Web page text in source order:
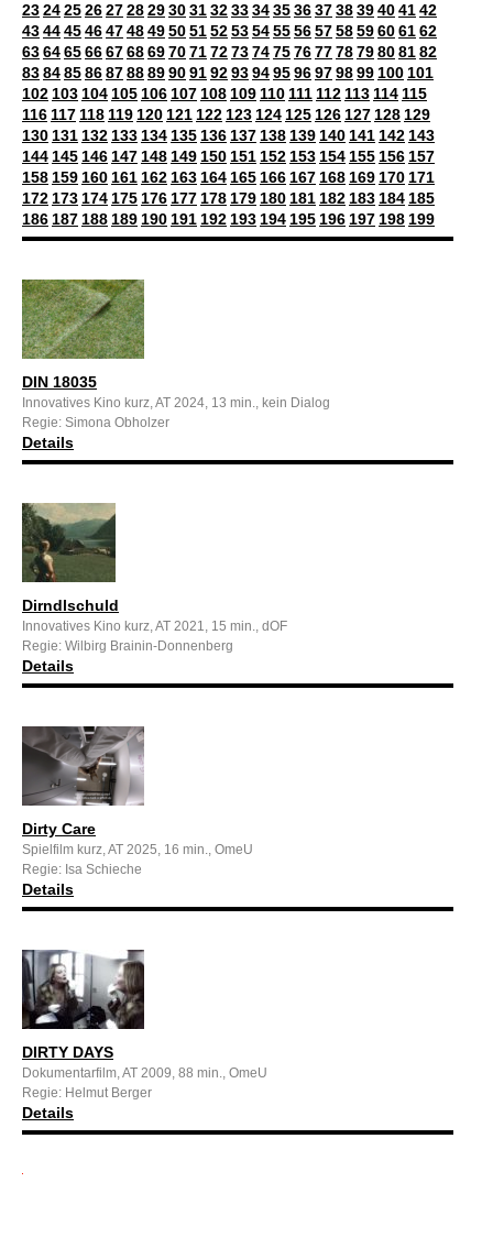
2324252627282930313233343536373839404142
4344454647484950515253545556575859606162
6364656667686970717273747576777879808182
8384858687888990919293949596979899 100 101
102 103 104 105 106 107 108 109 110 111 112 113 114 115
116 117 118 119 120 121 122 123 124 125 126 127 128 129
130 131 132 133 134 135 136 137 138 139 140 141 142 143
144 145 146 147 148 149 150 151 152 153 154 155 156 157
158 159 160 161 162 163 164 165 166 167 168 169 170 171
172 173 174 175 176 177 178 179 180 181 182 183 184 185
186 187 188 189 190 191 192 193 194 195 196 197 198 199
DIN 18035
Innovatives Kino kurz, AT 2024, 13 min., kein Dialog
Regie: Simona Obholzer
Details
Dirndlschuld
Innovatives Kino kurz, AT 2021, 15 min., dOF
Regie: Wilbirg Brainin-Donnenberg
Details
Dirty Care
Spielfilm kurz, AT 2025, 16 min., OmeU
Regie: Isa Schieche
Details
DIRTY DAYS
Dokumentarfilm, AT 2009, 88 min., OmeU
Regie: Helmut Berger
Details